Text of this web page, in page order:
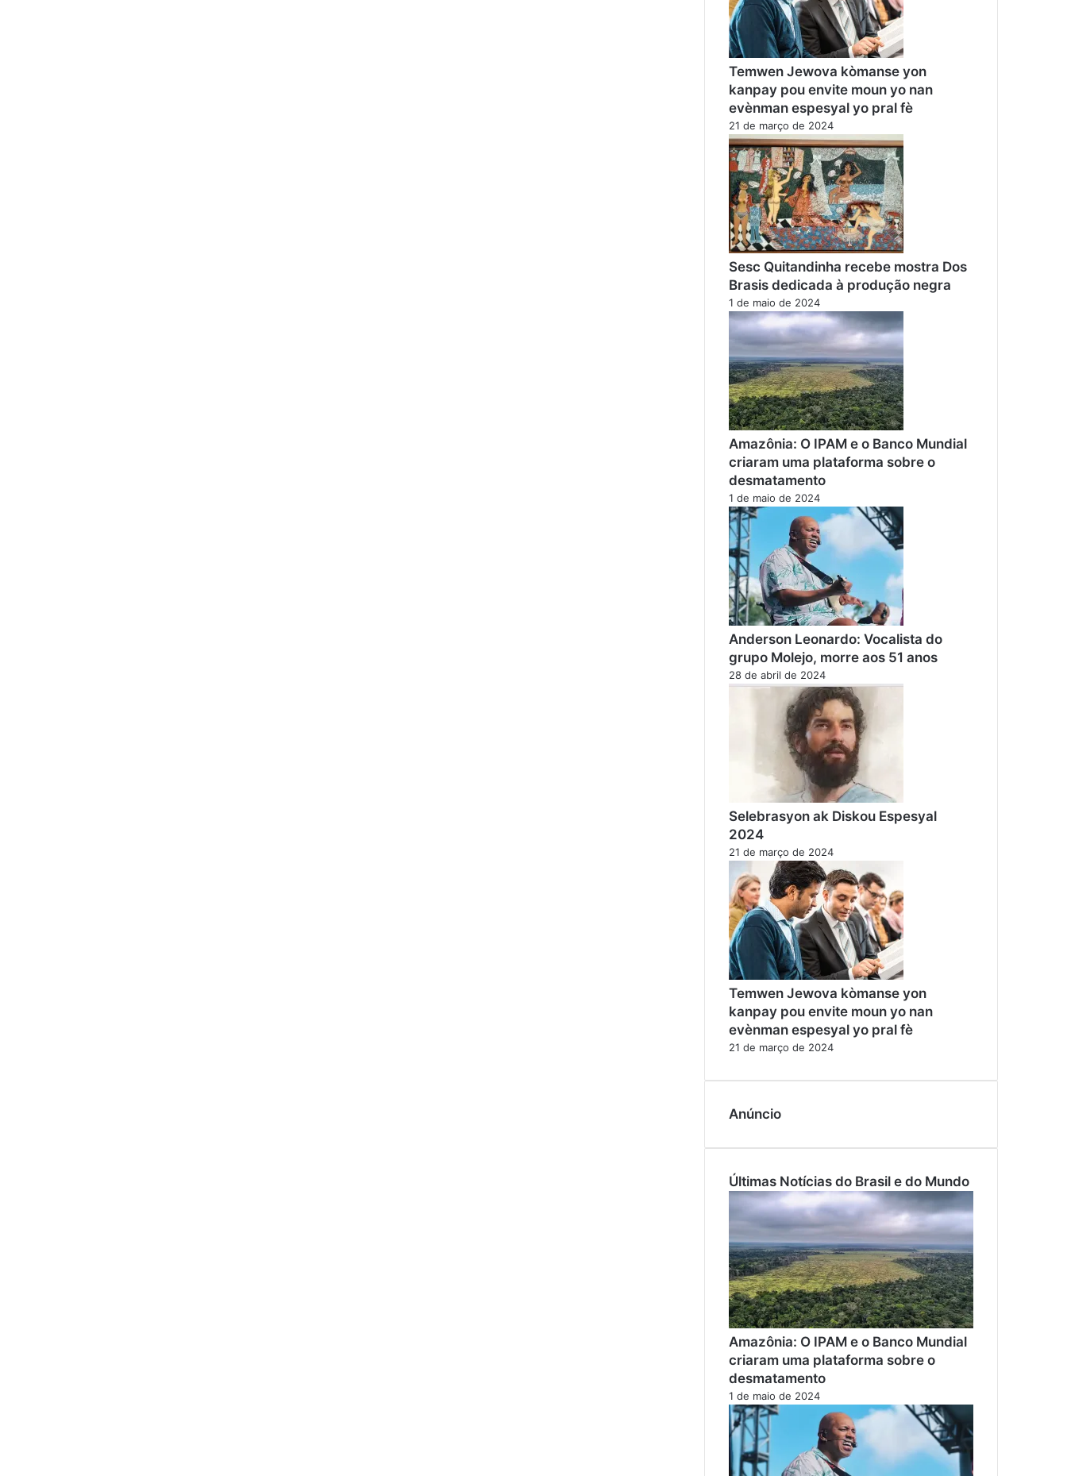
Temwen Jewova kòmanse yon
kanpay pou envite moun yo nan
evènman espesyal yo pral fè
21 de março de 2024
Sesc Quitandinha recebe mostra Dos
Brasis dedicada à produção negra
1 de maio de 2024
Amazônia: O IPAM e o Banco Mundial
criaram uma plataforma sobre o
desmatamento
1 de maio de 2024
Anderson Leonardo: Vocalista do
grupo Molejo, morre aos 51 anos
28 de abril de 2024
Selebrasyon ak Diskou Espesyal
2024
21 de março de 2024
Temwen Jewova kòmanse yon
kanpay pou envite moun yo nan
evènman espesyal yo pral fè
21 de março de 2024
Anúncio
Últimas Notícias do Brasil e do Mundo
Amazônia: O IPAM e o Banco Mundial
criaram uma plataforma sobre o
desmatamento
1 de maio de 2024